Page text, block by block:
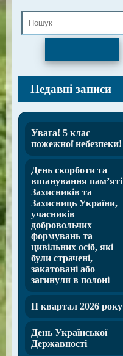
Недавні записи
Увага! 5 клас
пожежної небезпеки!
День скорботи та
вшанування пам’яті
Захисників та
Захисниць України,
учасників
добровольчих
формувань та
цивільних осіб, які
були страчені,
закатовані або
загинули в полоні
ІІ квартал 2026 року
День Української
Державності